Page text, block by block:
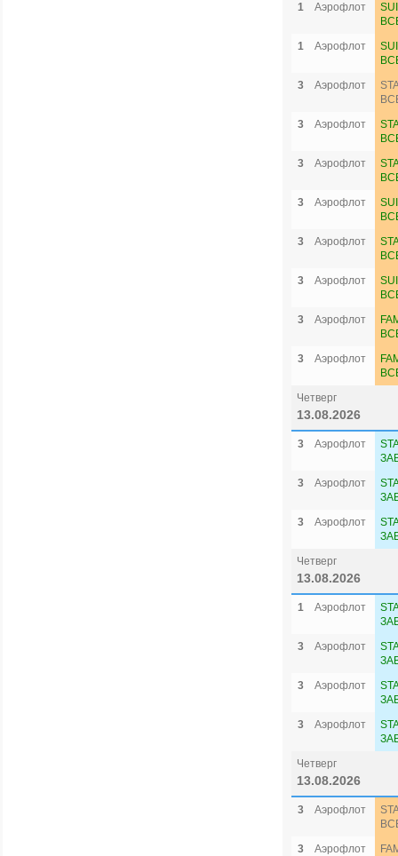
1
Аэрофлот
1
Аэрофлот
3
Аэрофлот
3
Аэрофлот
3
Аэрофлот
3
Аэрофлот
3
Аэрофлот
3
Аэрофлот
3
Аэрофлот
3
Аэрофлот
Четверг
13.08.2026
3 Аэрофлот
3
Аэрофлот
3
Аэрофлот
Четверг
13.08.2026
1 Аэрофлот
3
Аэрофлот
3
Аэрофлот
3
Аэрофлот
Четверг
13.08.2026
3 Аэрофлот
3
Аэрофлот